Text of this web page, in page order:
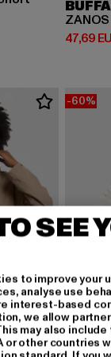
EUR 22,99 EUR
47,69
-60%
SEE
to improve your
analyse use
interest-based
we allow
may also
or other countries